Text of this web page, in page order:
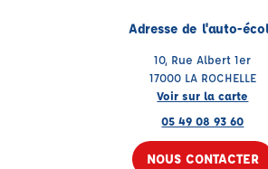
Adresse de l'auto-
10, Rue Albert 1er
17000 LA ROCHELLE
Voir sur la carte
05 49 08 93 60
NOUS CONTACTER